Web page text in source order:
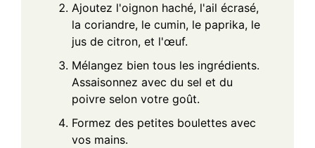
Ajoutez l'oignon haché, l'ail écrasé,
la coriandre, le cumin, le paprika, le
jus de citron, et l'œuf.
Mélangez bien tous les ingrédients.
Assaisonnez avec du sel et du
poivre selon votre goût.
Formez des petites boulettes avec
vos mains.